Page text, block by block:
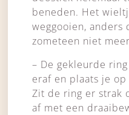
beneden. Het
weggooien, anders
zometeen niet
– De gekleurde
eraf en plaats je
Zit de ring er strak
af met een